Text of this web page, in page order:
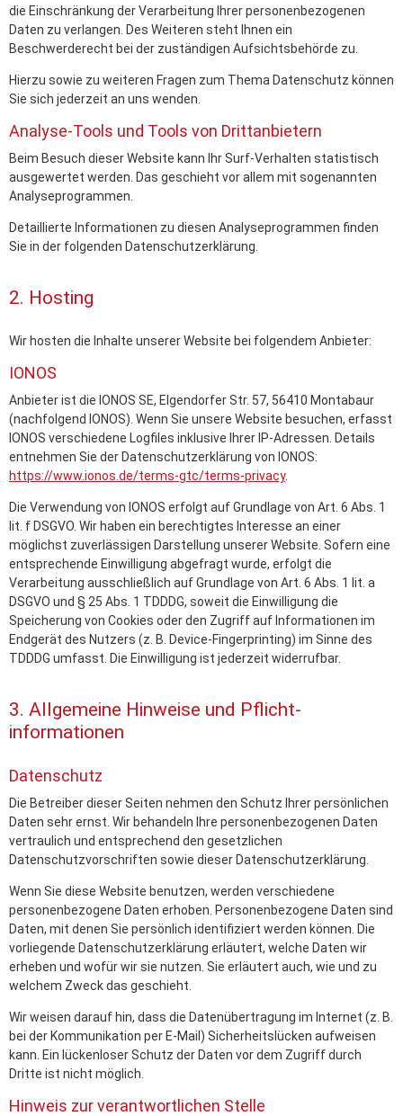
die Einschränkung der Verarbeitung Ihrer personenbezogenen
Daten zu verlangen. Des Weiteren steht Ihnen ein
Beschwerderecht bei der zuständigen Aufsichtsbehörde zu.
Hierzu sowie zu weiteren Fragen zum Thema Datenschutz können
Sie sich jederzeit an uns wenden.
Analyse-Tools und Tools von Dritt­anbietern
Beim Besuch dieser Website kann Ihr Surf-Verhalten statistisch
ausgewertet werden. Das geschieht vor allem mit sogenannten
Analyseprogrammen.
Detaillierte Informationen zu diesen Analyseprogrammen finden
Sie in der folgenden Datenschutzerklärung.
2. Hosting
Wir hosten die Inhalte unserer Website bei folgendem Anbieter:
IONOS
Anbieter ist die IONOS SE, Elgendorfer Str. 57, 56410 Montabaur
(nachfolgend IONOS). Wenn Sie unsere Website besuchen, erfasst
IONOS verschiedene Logfiles inklusive Ihrer IP-Adressen. Details
entnehmen Sie der Datenschutzerklärung von IONOS:
https://www.ionos.de/terms-gtc/terms-privacy.
Die Verwendung von IONOS erfolgt auf Grundlage von Art. 6 Abs. 1
lit. f DSGVO. Wir haben ein berechtigtes Interesse an einer
möglichst zuverlässigen Darstellung unserer Website. Sofern eine
entsprechende Einwilligung abgefragt wurde, erfolgt die
Verarbeitung ausschließlich auf Grundlage von Art. 6 Abs. 1 lit. a
DSGVO und § 25 Abs. 1 TDDDG, soweit die Einwilligung die
Speicherung von Cookies oder den Zugriff auf Informationen im
Endgerät des Nutzers (z. B. Device-Fingerprinting) im Sinne des
TDDDG umfasst. Die Einwilligung ist jederzeit widerrufbar.
3. Allgemeine Hinweise und Pflicht­
informationen
Datenschutz
Die Betreiber dieser Seiten nehmen den Schutz Ihrer persönlichen
Daten sehr ernst. Wir behandeln Ihre personenbezogenen Daten
vertraulich und entsprechend den gesetzlichen
Datenschutzvorschriften sowie dieser Datenschutzerklärung.
Wenn Sie diese Website benutzen, werden verschiedene
personenbezogene Daten erhoben. Personenbezogene Daten sind
Daten, mit denen Sie persönlich identifiziert werden können. Die
vorliegende Datenschutzerklärung erläutert, welche Daten wir
erheben und wofür wir sie nutzen. Sie erläutert auch, wie und zu
welchem Zweck das geschieht.
Wir weisen darauf hin, dass die Datenübertragung im Internet (z. B.
bei der Kommunikation per E-Mail) Sicherheitslücken aufweisen
kann. Ein lückenloser Schutz der Daten vor dem Zugriff durch
Dritte ist nicht möglich.
Hinweis zur verantwortlichen Stelle